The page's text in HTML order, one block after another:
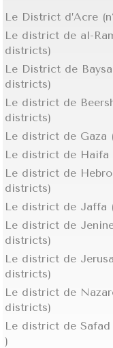
Le District d’Acre
Le district de al-
districts)
Le District de
districts)
Le district de
districts)
Le district de Gaza
Le district de Haifa
Le district de
districts)
Le district de Jaffa
Le district de
districts)
Le district de
districts)
Le district de
districts)
Le district de Safad
)